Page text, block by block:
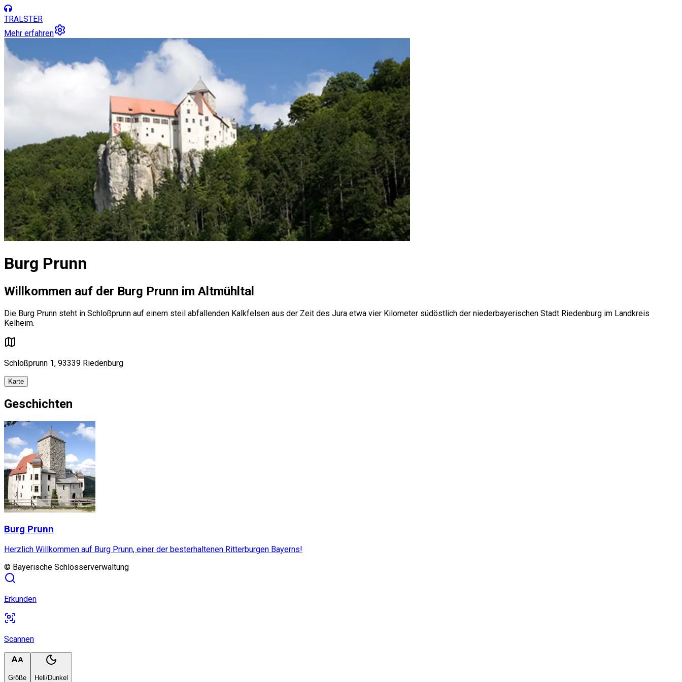
TRALSTER
Mehr erfahren
Burg Prunn
Willkommen auf der Burg Prunn im Altmühltal
Die Burg Prunn steht in Schloßprunn auf einem steil abfallenden Kalkfelsen aus der Zeit des Jura etwa vier Kilometer südöstlich der niederbayerischen Stadt Riedenburg im Landkreis
Kelheim.
Schloßprunn 1, 93339 Riedenburg
Karte
Geschichten
Burg Prunn
Herzlich Willkommen auf Burg Prunn, einer der besterhaltenen Ritterburgen Bayerns!
© Bayerische Schlösserverwaltung
Erkunden
Scannen
Größe Hell/Dunkel